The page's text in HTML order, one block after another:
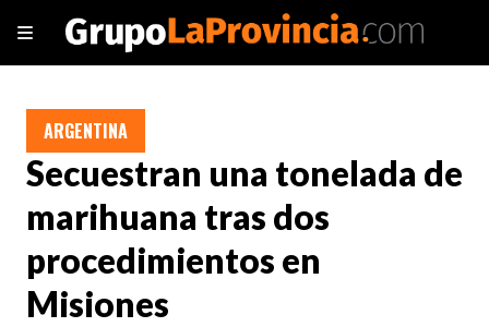
Secuestran una tonelada de
marihuana tras dos
procedimientos en
Misiones
ARGENTINA